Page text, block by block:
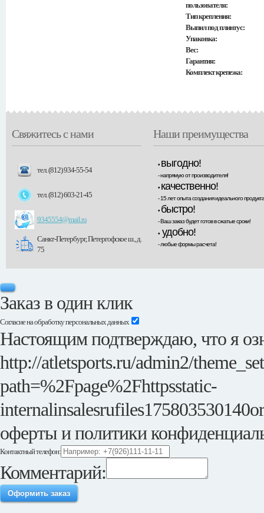
пользователя:
Тип крепления:
Выпил под плинтус:
Упаковка:
Вес:
Гарантия:
Комплект крепежа:
Свяжитесь с нами
тел. (812) 934-55-54
тел. (812) 603-21-45
9345554@mail.ru
Санкт-Петербург, Петергофское ш., д.
75
Наши преимущества
• выгодно!
- напрямую от производителя!
• качественно!
- 15 лет опыта создания идеального
• быстро!
- Ваш заказ будет готов в сжатые сроки!
• удобно!
- любые формы расчета!
Заказ в один клик
Согласие на обработку персональных данных
Настоящим подтверждаю, что я
http://atletsports.ru/admin2/
path=%2Fpage%2Fhttpsstatic-
оферты и политики
Контактный телефон:
Комментарий:
Оформить заказ